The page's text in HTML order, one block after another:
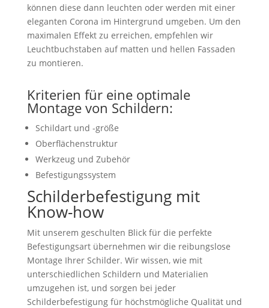
können diese dann leuchten oder werden mit einer
eleganten Corona im Hintergrund umgeben. Um den
maximalen Effekt zu erreichen, empfehlen wir
Leuchtbuchstaben auf matten und hellen Fassaden
zu montieren.
Kriterien für eine optimale
Montage von Schildern:
Schildart und -größe
Oberflächenstruktur
Werkzeug und Zubehör
Befestigungssystem
Schilderbefestigung mit
Know-how
Mit unserem geschulten Blick für die perfekte
Befestigungsart übernehmen wir die reibungslose
Montage Ihrer Schilder. Wir wissen, wie mit
unterschiedlichen Schildern und Materialien
umzugehen ist, und sorgen bei jeder
Schilderbefestigung für höchstmögliche Qualität und